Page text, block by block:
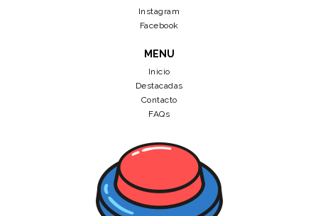
Instagram
Facebook
MENU
Inicio
Destacadas
Contacto
FAQs